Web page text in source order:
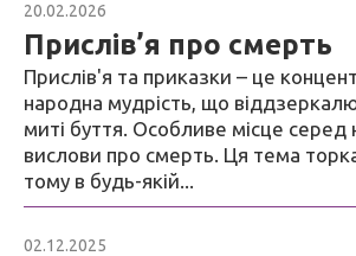
20.02.2026
Прислів’я про смерть
Прислів'я та приказки – це
народна мудрість, що
миті буття. Особливе місце серед
вислови про смерть. Ця тема
тому в будь-якій...
02.12.2025